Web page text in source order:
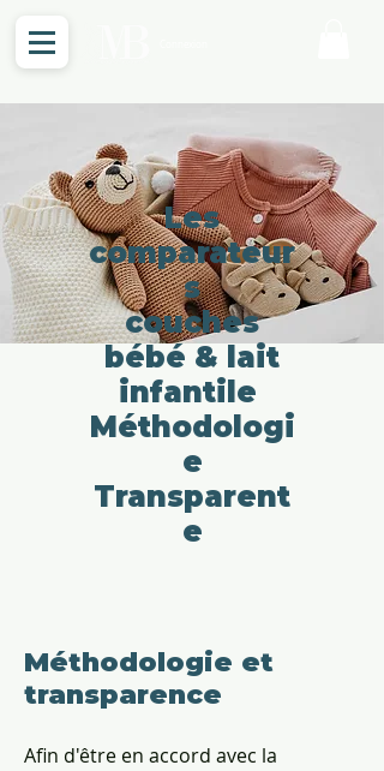
Les
comparateur
s
couches
bébé & lait
infantile
Méthodologi
e
Transparent
e
Méthodologie et
transparence
Afin d'être en accord avec la